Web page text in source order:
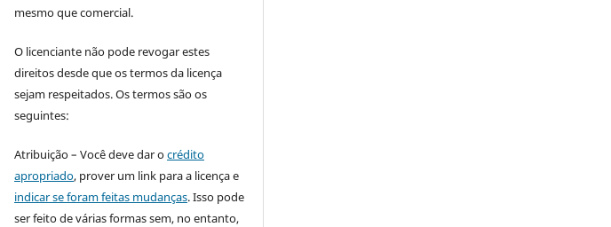
mesmo que comercial.
O licenciante não pode revogar estes
direitos desde que os termos da licença
sejam respeitados. Os termos são os
seguintes:
Atribuição – Você deve dar ocrédito
apropriado, prover um link para a licença e
indicar se foram feitas mudanças. Isso pode
ser feito de várias formas sem, no entanto,